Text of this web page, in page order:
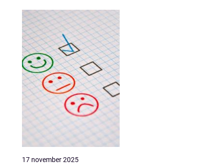
17 november 2025